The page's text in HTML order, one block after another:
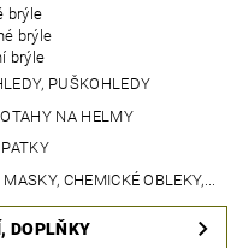
brýle
brýle
brýle
PUŠKOHLEDY
NA HELMY
MASKY, CHEMICKÉ OBLEKY,...
DOPLŇKY